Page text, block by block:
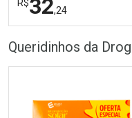
R$32,24
Queridinhos da